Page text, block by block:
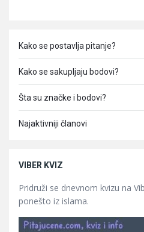
Kako se postavlja pitanje?
Kako se sakupljaju bodovi?
Šta su značke i bodovi?
Najaktivniji članovi
VIBER KVIZ
Pridruži se dnevnom kvizu na
ponešto iz islama.